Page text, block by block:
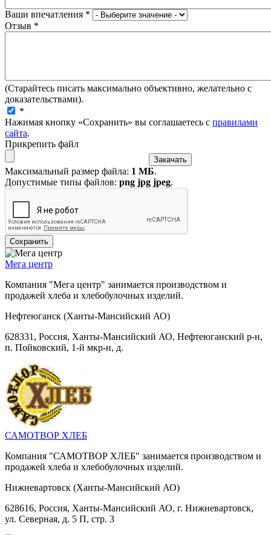
Ваши впечатления *
Отзыв *
(Старайтесь писать максимально объективно, желательно с
доказательствами).
*
Нажимая кнопку «Сохранить» вы соглашаетесь с правилами
сайта.
Прикрепить файл
Максимальный размер файла: 1 МБ.
Допустимые типы файлов: png jpg jpeg.
Мега центр
Компания "Мега центр" занимается производством и
продажей хлеба и хлебобулочных изделий.
Нефтеюганск (Ханты-Мансийский АО)
628331, Россия, Ханты-Мансийский АО, Нефтеюганский р-н,
п. Пойковский, 1-й мкр-н, д.
САМОТВОР ХЛЕБ
Компания "САМОТВОР ХЛЕБ" занимается производством и
продажей хлеба и хлебобулочных изделий.
Нижневартовск (Ханты-Мансийский АО)
628616, Россия, Ханты-Мансийский АО, г. Нижневартовск,
ул. Северная, д. 5 П, стр. 3